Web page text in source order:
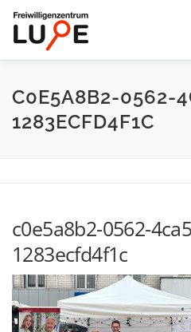
Inhalt
springen
STARTSEITE
C0E5A8B2-0562-
1283ECFD4F1C
c0e5a8b2-0562-
1283ecfd4f1c